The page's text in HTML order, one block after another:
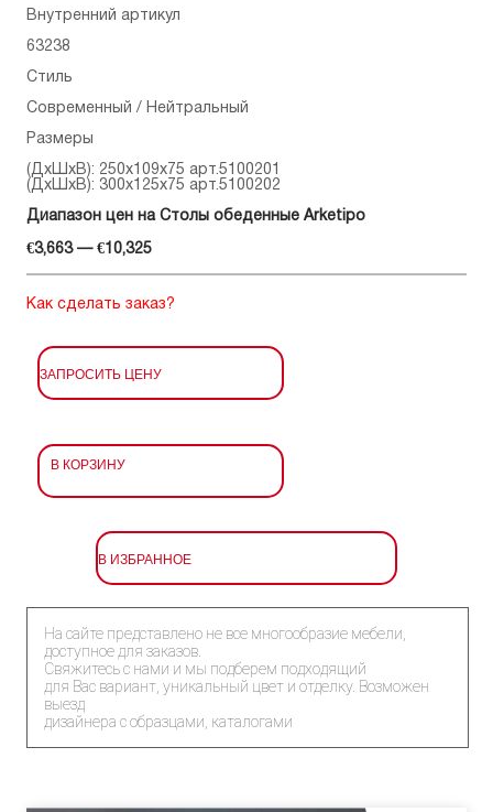
Внутренний артикул
63238
Стиль
Современный / Нейтральный
Размеры
(ДхШхВ): 250x109x75 арт.5100201
(ДхШхВ): 300x125x75 арт.5100202
Диапазон цен на Столы обеденные Arketipo
€3,663 — €10,325
Как сделать заказ?
ЗАПРОСИТЬ ЦЕНУ
В КОРЗИНУ
В ИЗБРАННОЕ
На сайте представлено не все многообразие мебели,
доступное для заказов.
Свяжитесь с нами и мы подберем подходящий
для Вас вариант, уникальный цвет и отделку. Возможен
выезд
дизайнера с образцами, каталогами